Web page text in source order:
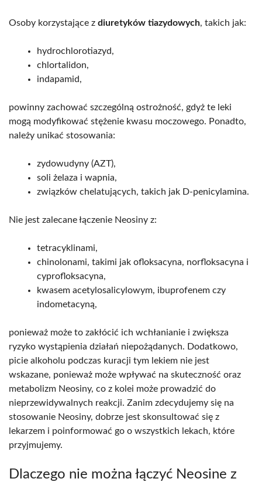
Osoby korzystające z diuretyków tiazydowych, takich jak:
hydrochlorotiazyd,
chlortalidon,
indapamid,
powinny zachować szczególną ostrożność, gdyż te leki
mogą modyfikować stężenie kwasu moczowego. Ponadto,
należy unikać stosowania:
zydowudyny (AZT),
soli żelaza i wapnia,
związków chelatujących, takich jak D-penicylamina.
Nie jest zalecane łączenie Neosiny z:
tetracyklinami,
chinolonami, takimi jak ofloksacyna, norfloksacyna i
cyprofloksacyna,
kwasem acetylosalicylowym, ibuprofenem czy
indometacyną,
ponieważ może to zakłócić ich wchłanianie i zwiększa
ryzyko wystąpienia działań niepożądanych. Dodatkowo,
picie alkoholu podczas kuracji tym lekiem nie jest
wskazane, ponieważ może wpływać na skuteczność oraz
metabolizm Neosiny, co z kolei może prowadzić do
nieprzewidywalnych reakcji. Zanim zdecydujemy się na
stosowanie Neosiny, dobrze jest skonsultować się z
lekarzem i poinformować go o wszystkich lekach, które
przyjmujemy.
Dlaczego nie można łączyć Neosine z